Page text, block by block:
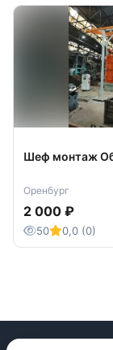
Шеф монтаж
Оренбург
2 000 ₽
50 0,0 (0)